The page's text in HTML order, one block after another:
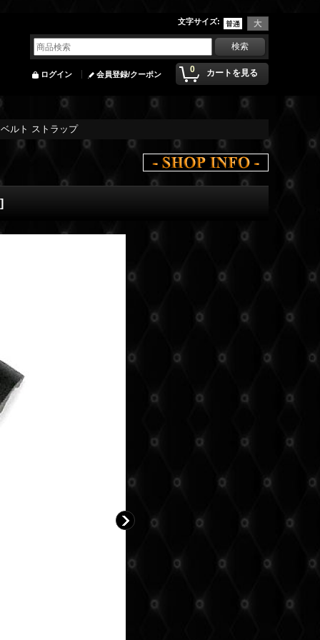
文字サイズ:
0 カートを見る
ログイン 会員登録/クーポン
ルト ストラップ
]